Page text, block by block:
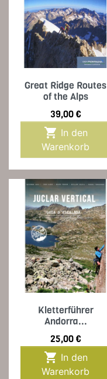
Great Ridge Routes
of the Alps
Preis
39,00 €

Warenkorb
Kletterführer
Andorra...
Preis
25,00 €

Warenkorb